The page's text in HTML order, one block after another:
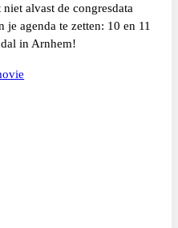
alvast de congresdata
agenda te zetten: 10 en 11
in Arnhem!